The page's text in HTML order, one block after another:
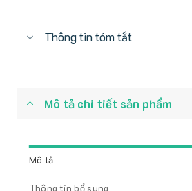
Thông tin tóm tắt
Mô tả chi tiết sản phẩm
Mô tả
Thông tin bổ sung